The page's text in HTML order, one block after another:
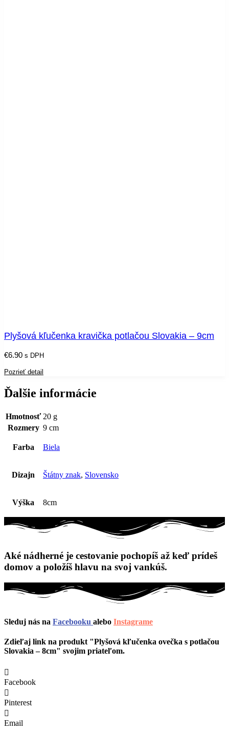
Plyšová kľučenka kravička potlačou Slovakia – 9cm
€6.90 s DPH
Pozrieť detail
Ďalšie informácie
Hmotnosť 20 g
Rozmery 9 cm
Farba Biela
Dizajn Štátny znak, Slovensko
Výška 8cm
Aké nádherné je cestovanie pochopíš až keď prídeš
domov a položíš hlavu na svoj vankúš.
Sleduj nás na Facebooku alebo Instagrame
Zdieľaj link na produkt "Plyšová kľučenka ovečka s potlačou
Slovakia – 8cm" svojim priateľom.
Facebook
Pinterest
Email